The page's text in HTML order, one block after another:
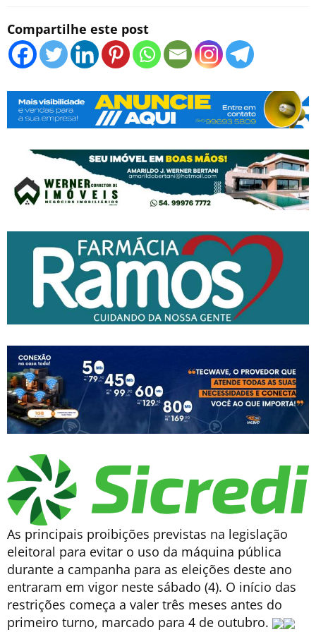
Compartilhe este post
As principais proibições previstas na legislação
eleitoral para evitar o uso da máquina pública
durante a campanha para as eleições deste ano
entraram em vigor neste sábado (4). O início das
restrições começa a valer três meses antes do
primeiro turno, marcado para 4 de outubro.